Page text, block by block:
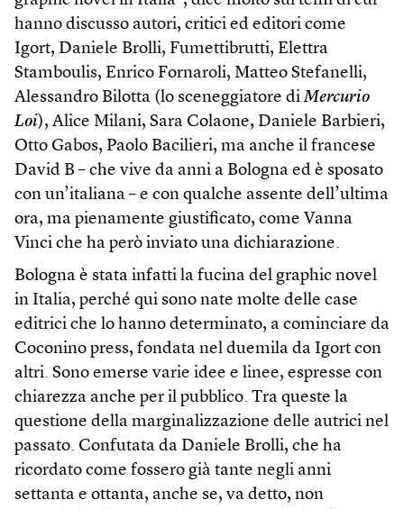
hanno discusso autori, critici ed editori come
Igort, Daniele Brolli, Fumettibrutti, Elettra
Stamboulis, Enrico Fornaroli, Matteo Stefanelli,
Alessandro Bilotta (lo sceneggiatore diMercurio
Loi), Alice Milani, Sara Colaone, Daniele Barbieri,
Otto Gabos, Paolo Bacilieri, ma anche il francese
David B – che vive da anni a Bologna ed è sposato
con un’italiana – e con qualche assente dell’ultima
ora, ma pienamente giustificato, come Vanna
Vinci che ha però inviato una dichiarazione.
Bologna è stata infatti la fucina del graphic novel
in Italia, perché qui sono nate molte delle case
editrici che lo hanno determinato, a cominciare da
Coconino press, fondata nel duemila da Igort con
altri. Sono emerse varie idee e linee, espresse con
chiarezza anche per il pubblico. Tra queste la
questione della marginalizzazione delle autrici nel
passato. Confutata da Daniele Brolli, che ha
ricordato come fossero già tante negli anni
settanta e ottanta, anche se, va detto, non